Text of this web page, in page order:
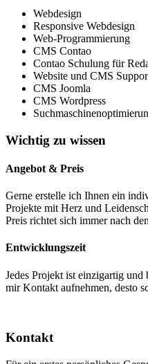
Webdesign
Responsive Webdesign
Web-Programmierung
CMS Contao
Contao Schulung für
Website und CMS
CMS Joomla
CMS Wordpress
Wichtig zu wissen
Angebot & Preis
Gerne erstelle ich Ihnen ein
Projekte mit Herz und
Preis richtet sich immer nach
Entwicklungszeit
Jedes Projekt ist einzigartig
mir Kontakt aufnehmen, desto
Kontakt